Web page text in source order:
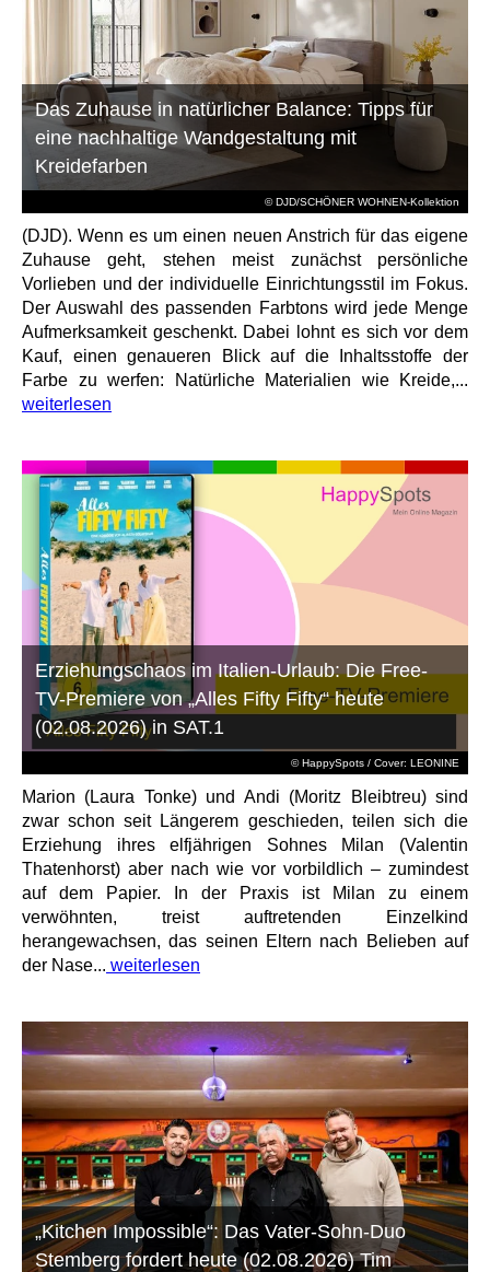
© DJD/SCHÖNER WOHNEN-Kollektion
Das Zuhause in natürlicher Balance: Tipps für
eine nachhaltige Wandgestaltung mit
Kreidefarben
(DJD). Wenn es um einen neuen Anstrich für das eigene
Zuhause geht, stehen meist zunächst persönliche
Vorlieben und der individuelle Einrichtungsstil im Fokus.
Der Auswahl des passenden Farbtons wird jede Menge
Aufmerksamkeit geschenkt. Dabei lohnt es sich vor dem
Kauf, einen genaueren Blick auf die Inhaltsstoffe der
Farbe zu werfen: Natürliche Materialien wie Kreide,...
weiterlesen
© HappySpots / Cover: LEONINE
Erziehungschaos im Italien-Urlaub: Die Free-
TV-Premiere von „Alles Fifty Fifty“ heute
(02.08.2026) in SAT.1
Marion (Laura Tonke) und Andi (Moritz Bleibtreu) sind
zwar schon seit Längerem geschieden, teilen sich die
Erziehung ihres elfjährigen Sohnes Milan (Valentin
Thatenhorst) aber nach wie vor vorbildlich – zumindest
auf dem Papier. In der Praxis ist Milan zu einem
verwöhnten, treist auftretenden Einzelkind
herangewachsen, das seinen Eltern nach Belieben auf
der Nase... weiterlesen
„Kitchen Impossible“: Das Vater-Sohn-Duo
Stemberg fordert heute (02.08.2026) Tim